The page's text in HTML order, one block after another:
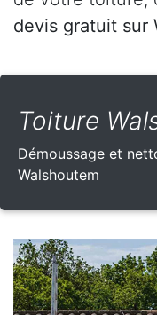
devis gratuit sur
Toiture
Démoussage et
Walshoutem